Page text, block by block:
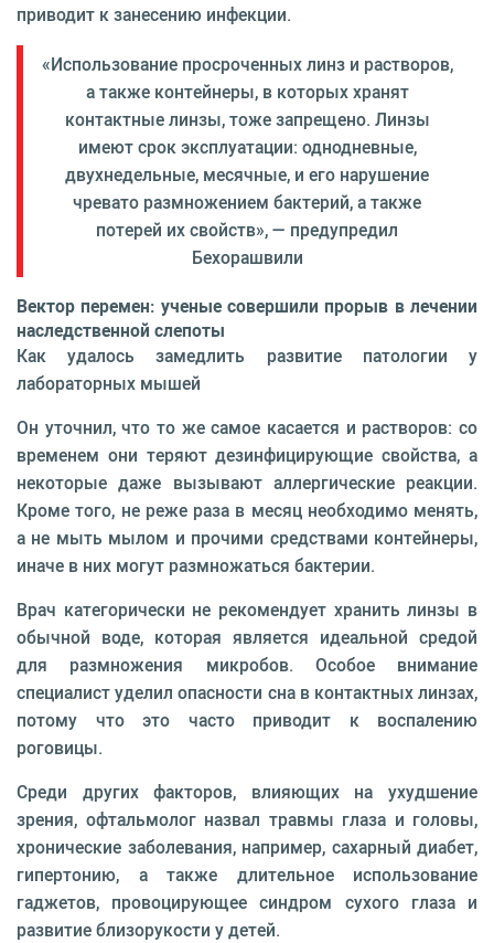
приводит к занесению инфекции.
«Использование просроченных линз и растворов,
а также контейнеры, в которых хранят
контактные линзы, тоже запрещено. Линзы
имеют срок эксплуатации: однодневные,
двухнедельные, месячные, и его нарушение
чревато размножением бактерий, а также
потерей их свойств», — предупредил
Бехорашвили
Вектор перемен: ученые совершили прорыв в лечении
наследственной слепоты
Как удалось замедлить развитие патологии у
лабораторных мышей
Он уточнил, что то же самое касается и растворов: со
временем они теряют дезинфицирующие свойства, а
некоторые даже вызывают аллергические реакции.
Кроме того, не реже раза в месяц необходимо менять,
а не мыть мылом и прочими средствами контейнеры,
иначе в них могут размножаться бактерии.
Врач категорически не рекомендует хранить линзы в
обычной воде, которая является идеальной средой
для размножения микробов. Особое внимание
специалист уделил опасности сна в контактных линзах,
потому что это часто приводит к воспалению
роговицы.
Среди других факторов, влияющих на ухудшение
зрения, офтальмолог назвал травмы глаза и головы,
хронические заболевания, например, сахарный диабет,
гипертонию, а также длительное использование
гаджетов, провоцирующее синдром сухого глаза и
развитие близорукости у детей.